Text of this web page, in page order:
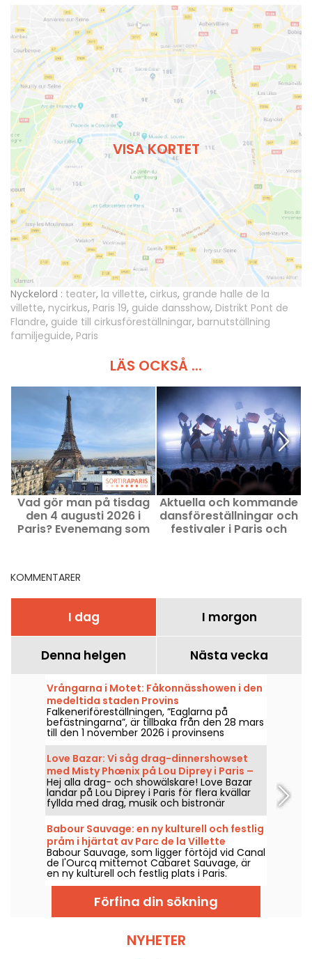
VISA KORTET
Nyckelord : teater, la villette, cirkus, grande halle de la
villette, nycirkus, Paris 19, guide dansshow, Distrikt Pont de
Flandre, guide till cirkusföreställningar, barnutställning
familjeguide, Paris
LÄS OCKSÅ ...
Vad gör man på tisdag
den 4 augusti 2026 i
Paris? Evenemang som
Aktuella och kommande
dansföreställningar och
festivaler i Paris och
KOMMENTARER
I dag I morgon
Denna helgen Nästa vecka
Vrångarna i Motet: Fåkonnässhowen i den
medeltida staden Provins
Falkeneriföreställningen, ”Eaglarna på
befästningarna”, är tillbaka från den 28 mars
till den 1 november 2026 i provinsens
stadsmurar. Upplev häpnadsväckande
rovfåglar i full harmoni med hästarna.
Love Bazar: Vi såg drag-dinnershowset
med Misty Phœnix på Lou Diprey i Paris –
våra intryck
Hej alla drag- och showälskare! Love Bazar
landar på Lou Diprey i Paris för flera kvällar
fyllda med drag, musik och bistronär
middag. Under showen codejar Misty
Phœnix, Azémylia och Jenny From The
Blocnote, den 22, 23, 28 och 29 januari, samt
den 20, 21, 25 och 26 februari — och från och
med mars 2026 varje torsdag och fredag
kväll. En helt ny typ av show i ett intuitivt,
scenlöst format som syftar till att skapa en
nära kontakt mellan artister och publik. Vi
var där och kan berätta allt!
Babour Sauvage: en ny kulturell och festlig
pråm i hjärtat av Parc de la Villette
Babour Sauvage, som ligger förtöjd vid Canal
de l'Ourcq mittemot Cabaret Sauvage, är
en ny kulturell och festlig plats i Paris.
Konserter, DJ-set, kabaréer och komedi
möts i en intim och eklektisk miljö.
Förfina din sökning
NYHETER